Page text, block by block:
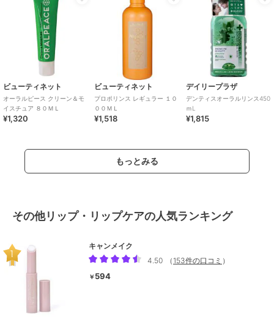
ビューティネット
オーラルピース クリーン＆モ
イスチュア ８０ＭＬ
¥1,320
ビューティネット
プロポリンス レギュラー １０
００ＭＬ
¥1,518
デイリープラザ
デンティスオーラルリンス450
ｍL
¥1,815
もっとみる
その他リップ・リップケアの人気ランキング
キャンメイク
4.50
（ 153件の口コミ ）
￥ 594